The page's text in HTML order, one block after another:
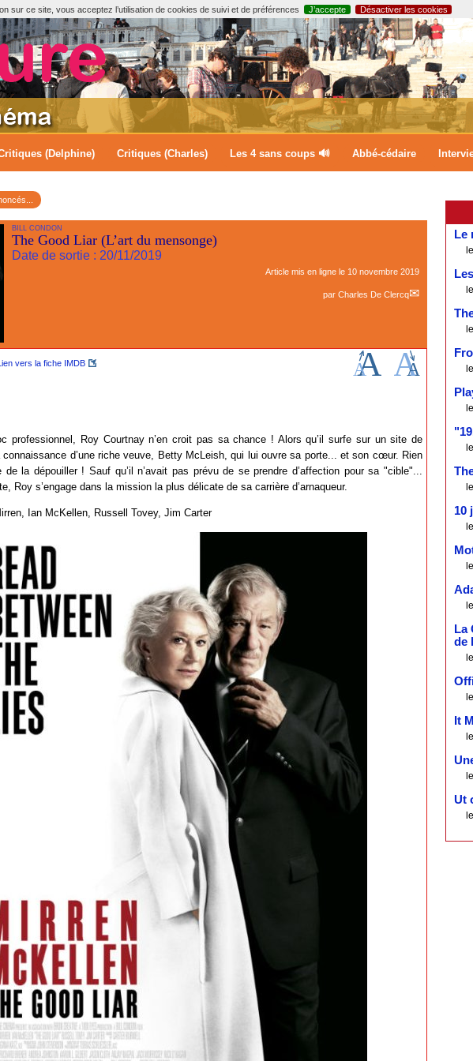
sur ce site, vous acceptez l’utilisation de cookies de suivi et de préférences J’accepte Désactiver les cookies
(Delphine) Critiques (Charles) Les 4 sans coups 🔊 Abbé-cédaire
BILL CONDON
The Good Liar (L’art du mensonge)
Date de sortie : 20/11/2019
Article mis en ligne le 10 novembre 2019
par Charles De Clercq
vers la fiche IMDB
professionnel, Roy Courtnay n’en croit pas sa chance ! Alors qu’il surfe sur un site de
d’une riche veuve, Betty McLeish, qui lui ouvre sa porte... et son cœur. Rien
la dépouiller ! Sauf qu’il n’avait pas prévu de se prendre d’affection pour sa "cible"...
Roy s’engage dans la mission la plus délicate de sa carrière d’arnaqueur.
Ian McKellen, Russell Tovey, Jim Carter
Le
10
La
de
It
Ut